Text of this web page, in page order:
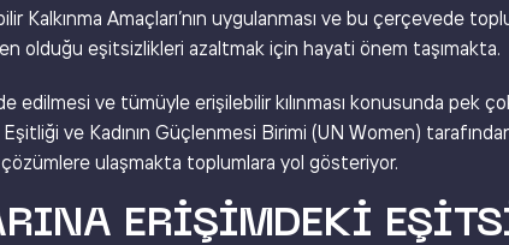
Kalkınma Amaçları’nın uygulanması ve bu çerçevede
olduğu eşitsizlikleri azaltmak için hayati önem taşımakta.
edilmesi ve tümüyle erişilebilir kılınması konusunda pek
ve Kadının Güçlenmesi Birimi (UN Women)
çözümlere ulaşmakta toplumlara yol gösteriyor.
ERIŞIMDEKI